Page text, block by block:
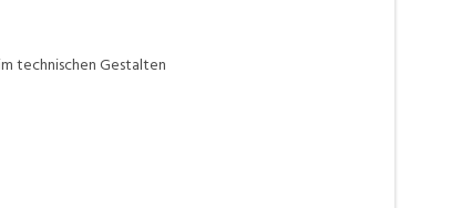
technischen Gestalten